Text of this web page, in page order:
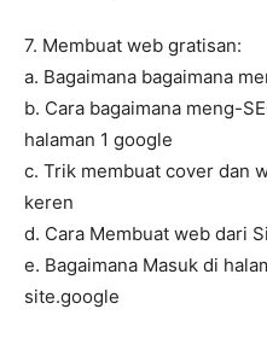
7. Membuat web gratisan:
a. Bagaimana bagaimana
b. Cara bagaimana meng-
halaman 1 google
c. Trik membuat cover dan
keren
d. Cara Membuat web dari
e. Bagaimana Masuk di
site.google